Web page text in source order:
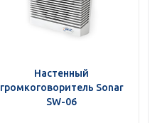
Настенный
громкоговоритель Sonar
SW-06